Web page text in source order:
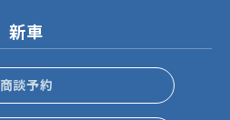
新車
商談予約